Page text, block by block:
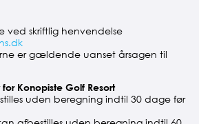
ved skriftlig henvendelse
er gældende uanset årsagen til
Konopiste Golf Resort
uden beregning indtil 30 dage før